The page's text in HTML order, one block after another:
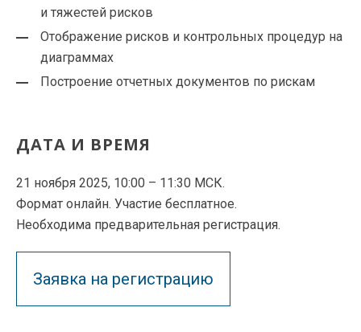
и тяжестей рисков
Отображение рисков и контрольных процедур на
диаграммах
Построение отчетных документов по рискам
ДАТА И ВРЕМЯ
21 ноября 2025, 10:00 – 11:30 МСК.
Формат онлайн. Участие бесплатное.
Необходима предварительная регистрация.
Заявка на регистрацию